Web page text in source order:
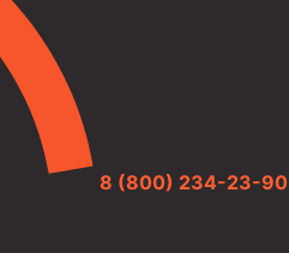
8 (800) 234-23-90